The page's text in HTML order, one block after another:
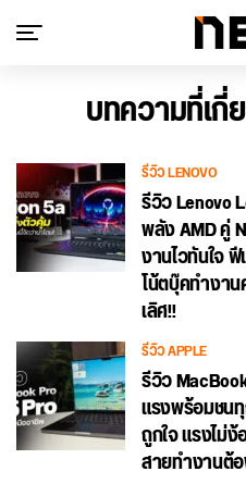
บทความที่เกี่
รีวิว LENOVO
รีวิว Lenovo
พลัง AMD คู่
งานไวทันใจ
โน้ตบุ๊คทำงาน
เลิศ!!
รีวิว APPLE
รีวิว
แรงพร้อมชน
ถูกใจ แรงไม่
สายทำงานต้